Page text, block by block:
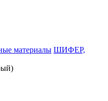
материалы ШИФЕР,